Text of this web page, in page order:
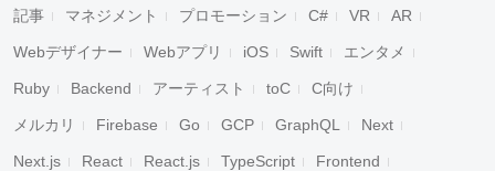
記事 マネジメント プロモーション C# VR AR
Webデザイナー Webアプリ iOS Swift エンタメ
Ruby Backend アーティスト toC C向け
メルカリ Firebase Go GCP GraphQL Next
Next.js React React.js TypeScript Frontend